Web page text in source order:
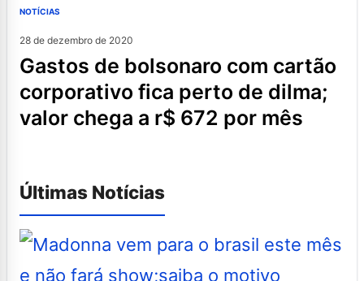
NOTÍCIAS
28 de dezembro de 2020
gastos de bolsonaro com cartão
corporativo fica perto de dilma;
valor chega a r$ 672 por mês
Últimas Notícias